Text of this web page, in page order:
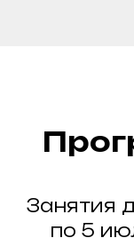
Занятия
по 5